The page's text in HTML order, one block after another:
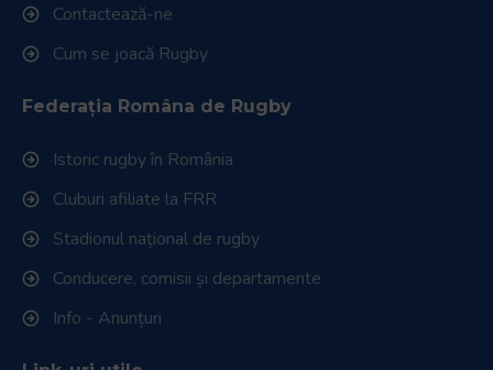
Contactează-ne
Cum se joacă Rugby
Federația Româna de Rugby
Istoric rugby în România
Cluburi afiliate la FRR
Stadionul național de rugby
Conducere, comisii și departamente
Info - Anunțuri